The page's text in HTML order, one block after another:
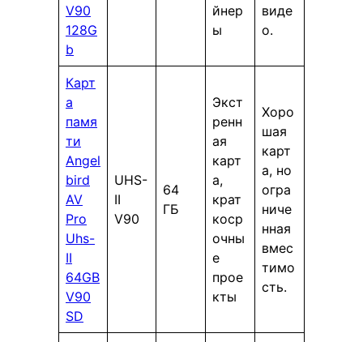
V90
128G
b
йнер
ы
виде
о.
Карт
а
памя
ти
Angel
bird
AV
Pro
Uhs-
II
64GB
V90
SD
UHS-
II
V90
64
ГБ
Экст
ренн
ая
карт
а,
крат
коср
очны
е
прое
кты
Хоро
шая
карт
а, но
огра
ниче
нная
вмес
тимо
сть.